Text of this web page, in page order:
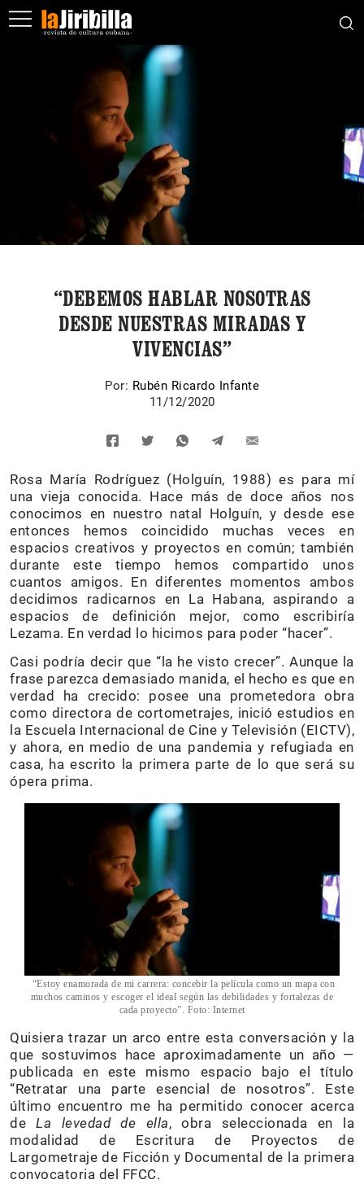
“DEBEMOS HABLAR NOSOTRAS
DESDE NUESTRAS MIRADAS Y
VIVENCIAS”
Por: Rubén Ricardo Infante
11/12/2020
Rosa María Rodríguez (Holguín, 1988) es para mí
una vieja conocida. Hace más de doce años nos
conocimos en nuestro natal Holguín, y desde ese
entonces hemos coincidido muchas veces en
espacios creativos y proyectos en común; también
durante este tiempo hemos compartido unos
cuantos amigos. En diferentes momentos ambos
decidimos radicarnos en La Habana, aspirando a
espacios de definición mejor, como escribiría
Lezama. En verdad lo hicimos para poder “hacer”.
Casi podría decir que “la he visto crecer”. Aunque la
frase parezca demasiado manida, el hecho es que en
verdad ha crecido: posee una prometedora obra
como directora de cortometrajes, inició estudios en
la Escuela Internacional de Cine y Televisión (EICTV),
y ahora, en medio de una pandemia y refugiada en
casa, ha escrito la primera parte de lo que será su
ópera prima.
“Estoy enamorada de mi carrera: concebir la película como un mapa con
muchos caminos y escoger el ideal según las debilidades y fortalezas de
cada proyecto”. Foto: Internet
Quisiera trazar un arco entre esta conversación y la
que sostuvimos hace aproximadamente un año —
publicada en este mismo espacio bajo el título
“Retratar una parte esencial de nosotros”. Este
último encuentro me ha permitido conocer acerca
deLa levedad de ella, obra seleccionada en la
modalidad de Escritura de Proyectos de
Largometraje de Ficción y Documental de la primera
convocatoria del FFCC.